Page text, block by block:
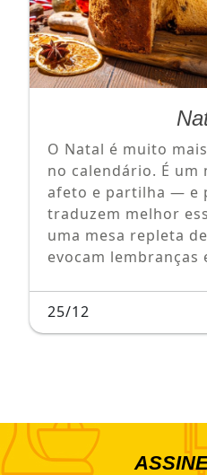
O Natal é muito
no calendário. É um
afeto e partilha — e
traduzem melhor
uma mesa repleta
evocam lembranças
25/12